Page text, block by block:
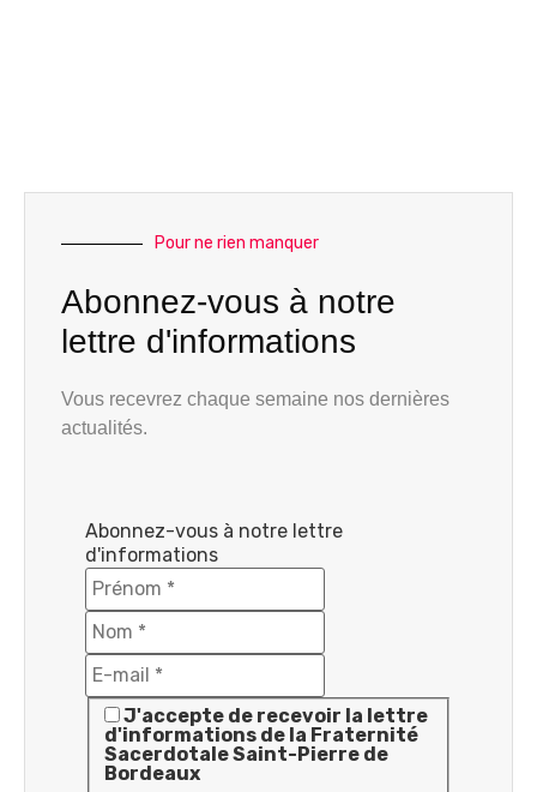
Pour ne rien manquer
Abonnez-vous à notre
lettre d'informations
Vous recevrez chaque semaine nos dernières
actualités.
Abonnez-vous à notre lettre
d'informations
J'accepte de recevoir la lettre
d'informations de la Fraternité
Sacerdotale Saint-Pierre de
Bordeaux